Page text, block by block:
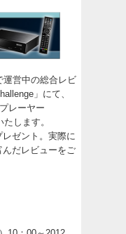
運営中の総合レビ
」にて、
レーヤー
します。
ゼント。実際に
だレビューをご